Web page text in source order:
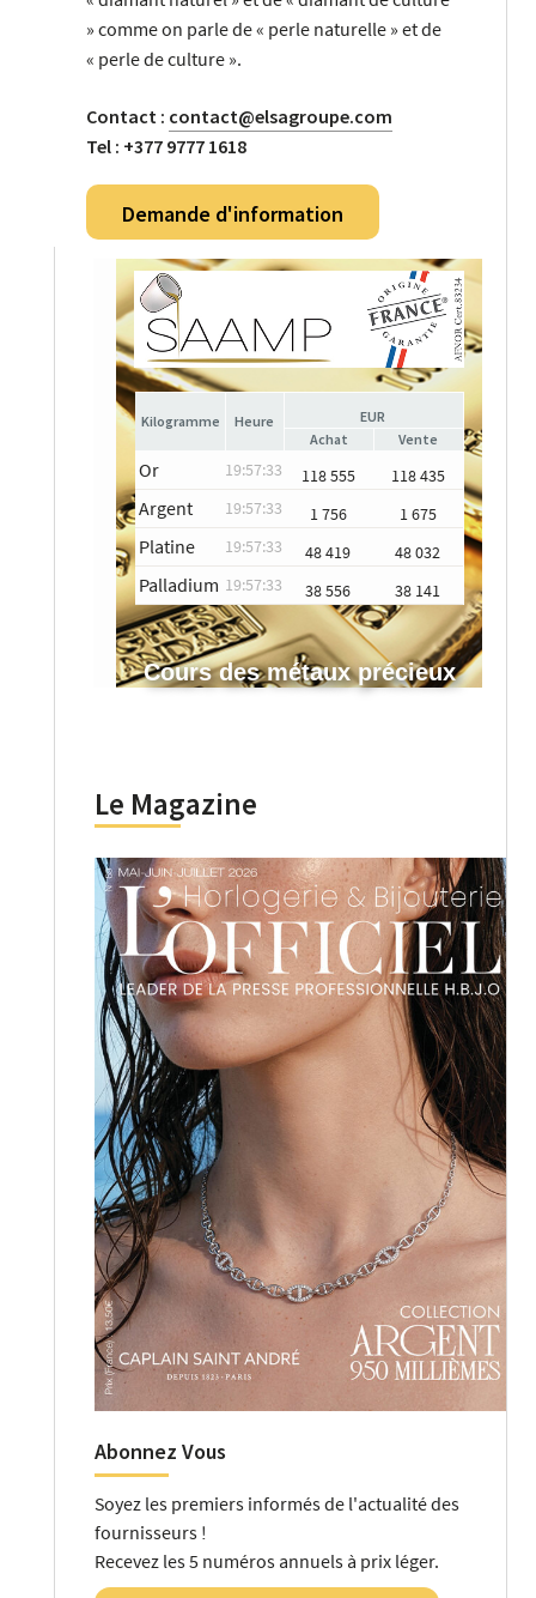
» comme on parle de « perle naturelle » et de
« perle de culture ».
Contact : contact@elsagroupe.com
Tel : +377 9777 1618
Demande d'information
Heure
EUR
Achat
Vente
Or 19:57:33 118 555 118 435
Argent 19:57:33 1 756 1 675
Platine 19:57:33 48 419 48 032
Palladium 19:57:33 38 556 38 141
Cours des métaux précieux
Le Magazine
Abonnez Vous
Soyez les premiers informés de l'actualité des
fournisseurs !
Recevez les 5 numéros annuels à prix léger.